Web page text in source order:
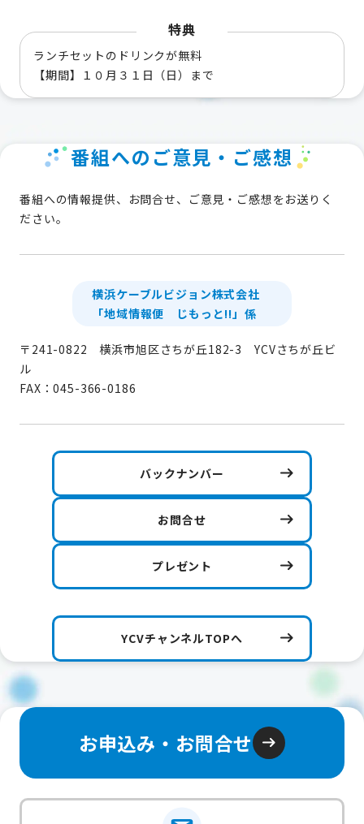
特典
ランチセットのドリンクが無料
【期間】１０月３１日（日）まで
番組へのご意見・ご感想
番組への情報提供、お問合せ、ご意見・ご感想をお送りく
ださい。
横浜ケーブルビジョン株式会社
「地域情報便 じもっと!!」係
〒241-0822 横浜市旭区さちが丘182-3 YCVさちが丘ビ
ル
FAX：045-366-0186
バックナンバー
お問合せ
プレゼント
YCVチャンネルTOPへ
お申込み・お問合せ